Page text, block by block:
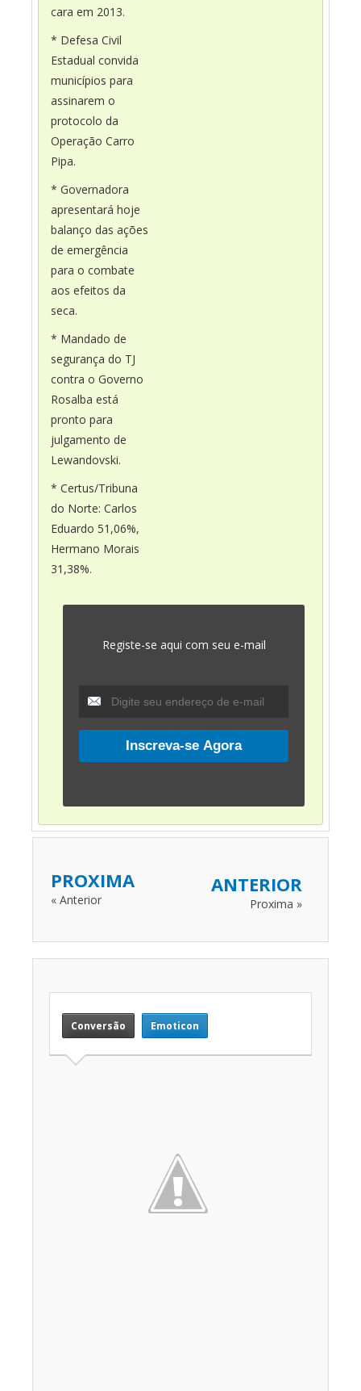
cara em 2013.
* Defesa Civil
Estadual convida
municípios para
assinarem o
protocolo da
Operação Carro
Pipa.
* Governadora
apresentará hoje
balanço das ações
de emergência
para o combate
aos efeitos da
seca.
* Mandado de
segurança do TJ
contra o Governo
Rosalba está
pronto para
julgamento de
Lewandovski.
* Certus/Tribuna
do Norte: Carlos
Eduardo 51,06%,
Hermano Morais
31,38%.
Registe-se aqui com seu e-mail
PROXIMA
« Anterior
ANTERIOR
Proxima »
Conversão Emoticon